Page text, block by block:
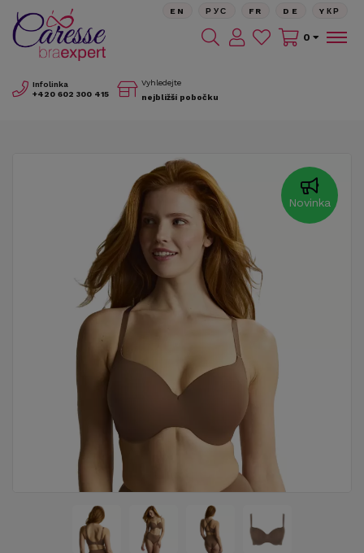
Infolinka
+420 602 300 415
Vyhledejte
nejbližší pobočku
EN РУС FR DE YКР
0
Novinka